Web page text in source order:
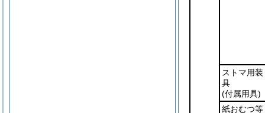
ストマ用装
具
(付属用具)
紙おむつ等